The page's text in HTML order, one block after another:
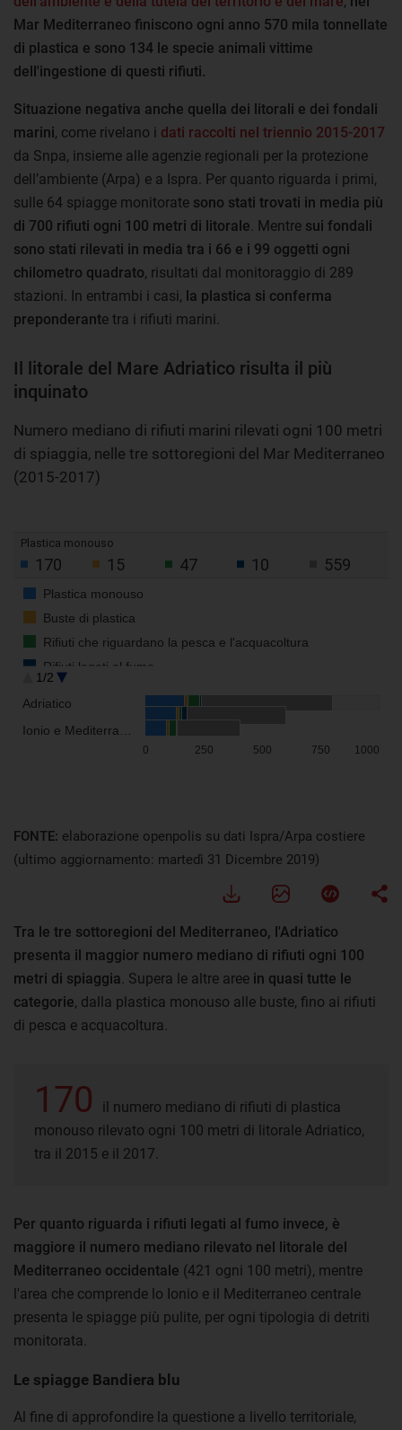
Mar Mediterraneo finiscono ogni anno 570 mila tonnellate
di plastica e sono 134 le specie animali vittime
dell'ingestione di questi rifiuti.
Situazione negativa anche quella dei litorali e dei fondali
marini, come rivelano i dati raccolti nel triennio 2015-2017
da Snpa, insieme alle agenzie regionali per la protezione
dell’ambiente (Arpa) e a Ispra. Per quanto riguarda i primi,
sulle 64 spiagge monitorate sono stati trovati in media più
di 700 rifiuti ogni 100 metri di litorale . Mentre sui fondali
sono stati rilevati in media tra i 66 e i 99 oggetti ogni
chilometro quadrato, risultati dal monitoraggio di 289
stazioni. In entrambi i casi, la plastica si conferma
preponderante tra i rifiuti marini.
Il litorale del Mare Adriatico risulta il più
inquinato
Numero mediano di rifiuti marini rilevati ogni 100 metri
di spiaggia, nelle tre sottoregioni del Mar Mediterraneo
(2015-2017)
FONTE: elaborazione openpolis su dati Ispra/Arpa costiere
(ultimo aggiornamento: martedì 31 Dicembre 2019)
Tra le tre sottoregioni del Mediterraneo, l'Adriatico
presenta il maggior numero mediano di rifiuti ogni 100
metri di spiaggia . Supera le altre aree in quasi tutte le
categorie, dalla plastica monouso alle buste, fino ai rifiuti
di pesca e acquacoltura.
170
il numero mediano di rifiuti di plastica
monouso rilevato ogni 100 metri di litorale Adriatico,
tra il 2015 e il 2017.
Per quanto riguarda i rifiuti legati al fumo invece, è
maggiore il numero mediano rilevato nel litorale del
Mediterraneo occidentale (421 ogni 100 metri), mentre
l'area che comprende lo Ionio e il Mediterraneo centrale
presenta le spiagge più pulite, per ogni tipologia di detriti
monitorata.
Le spiagge Bandiera blu
Al fine di approfondire la questione a livello territoriale,